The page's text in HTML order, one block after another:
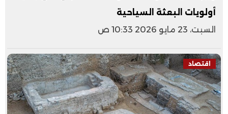
أولويات البعثة السياحية
السبت، 23 مايو 2026 10:33 ص
اقتصاد